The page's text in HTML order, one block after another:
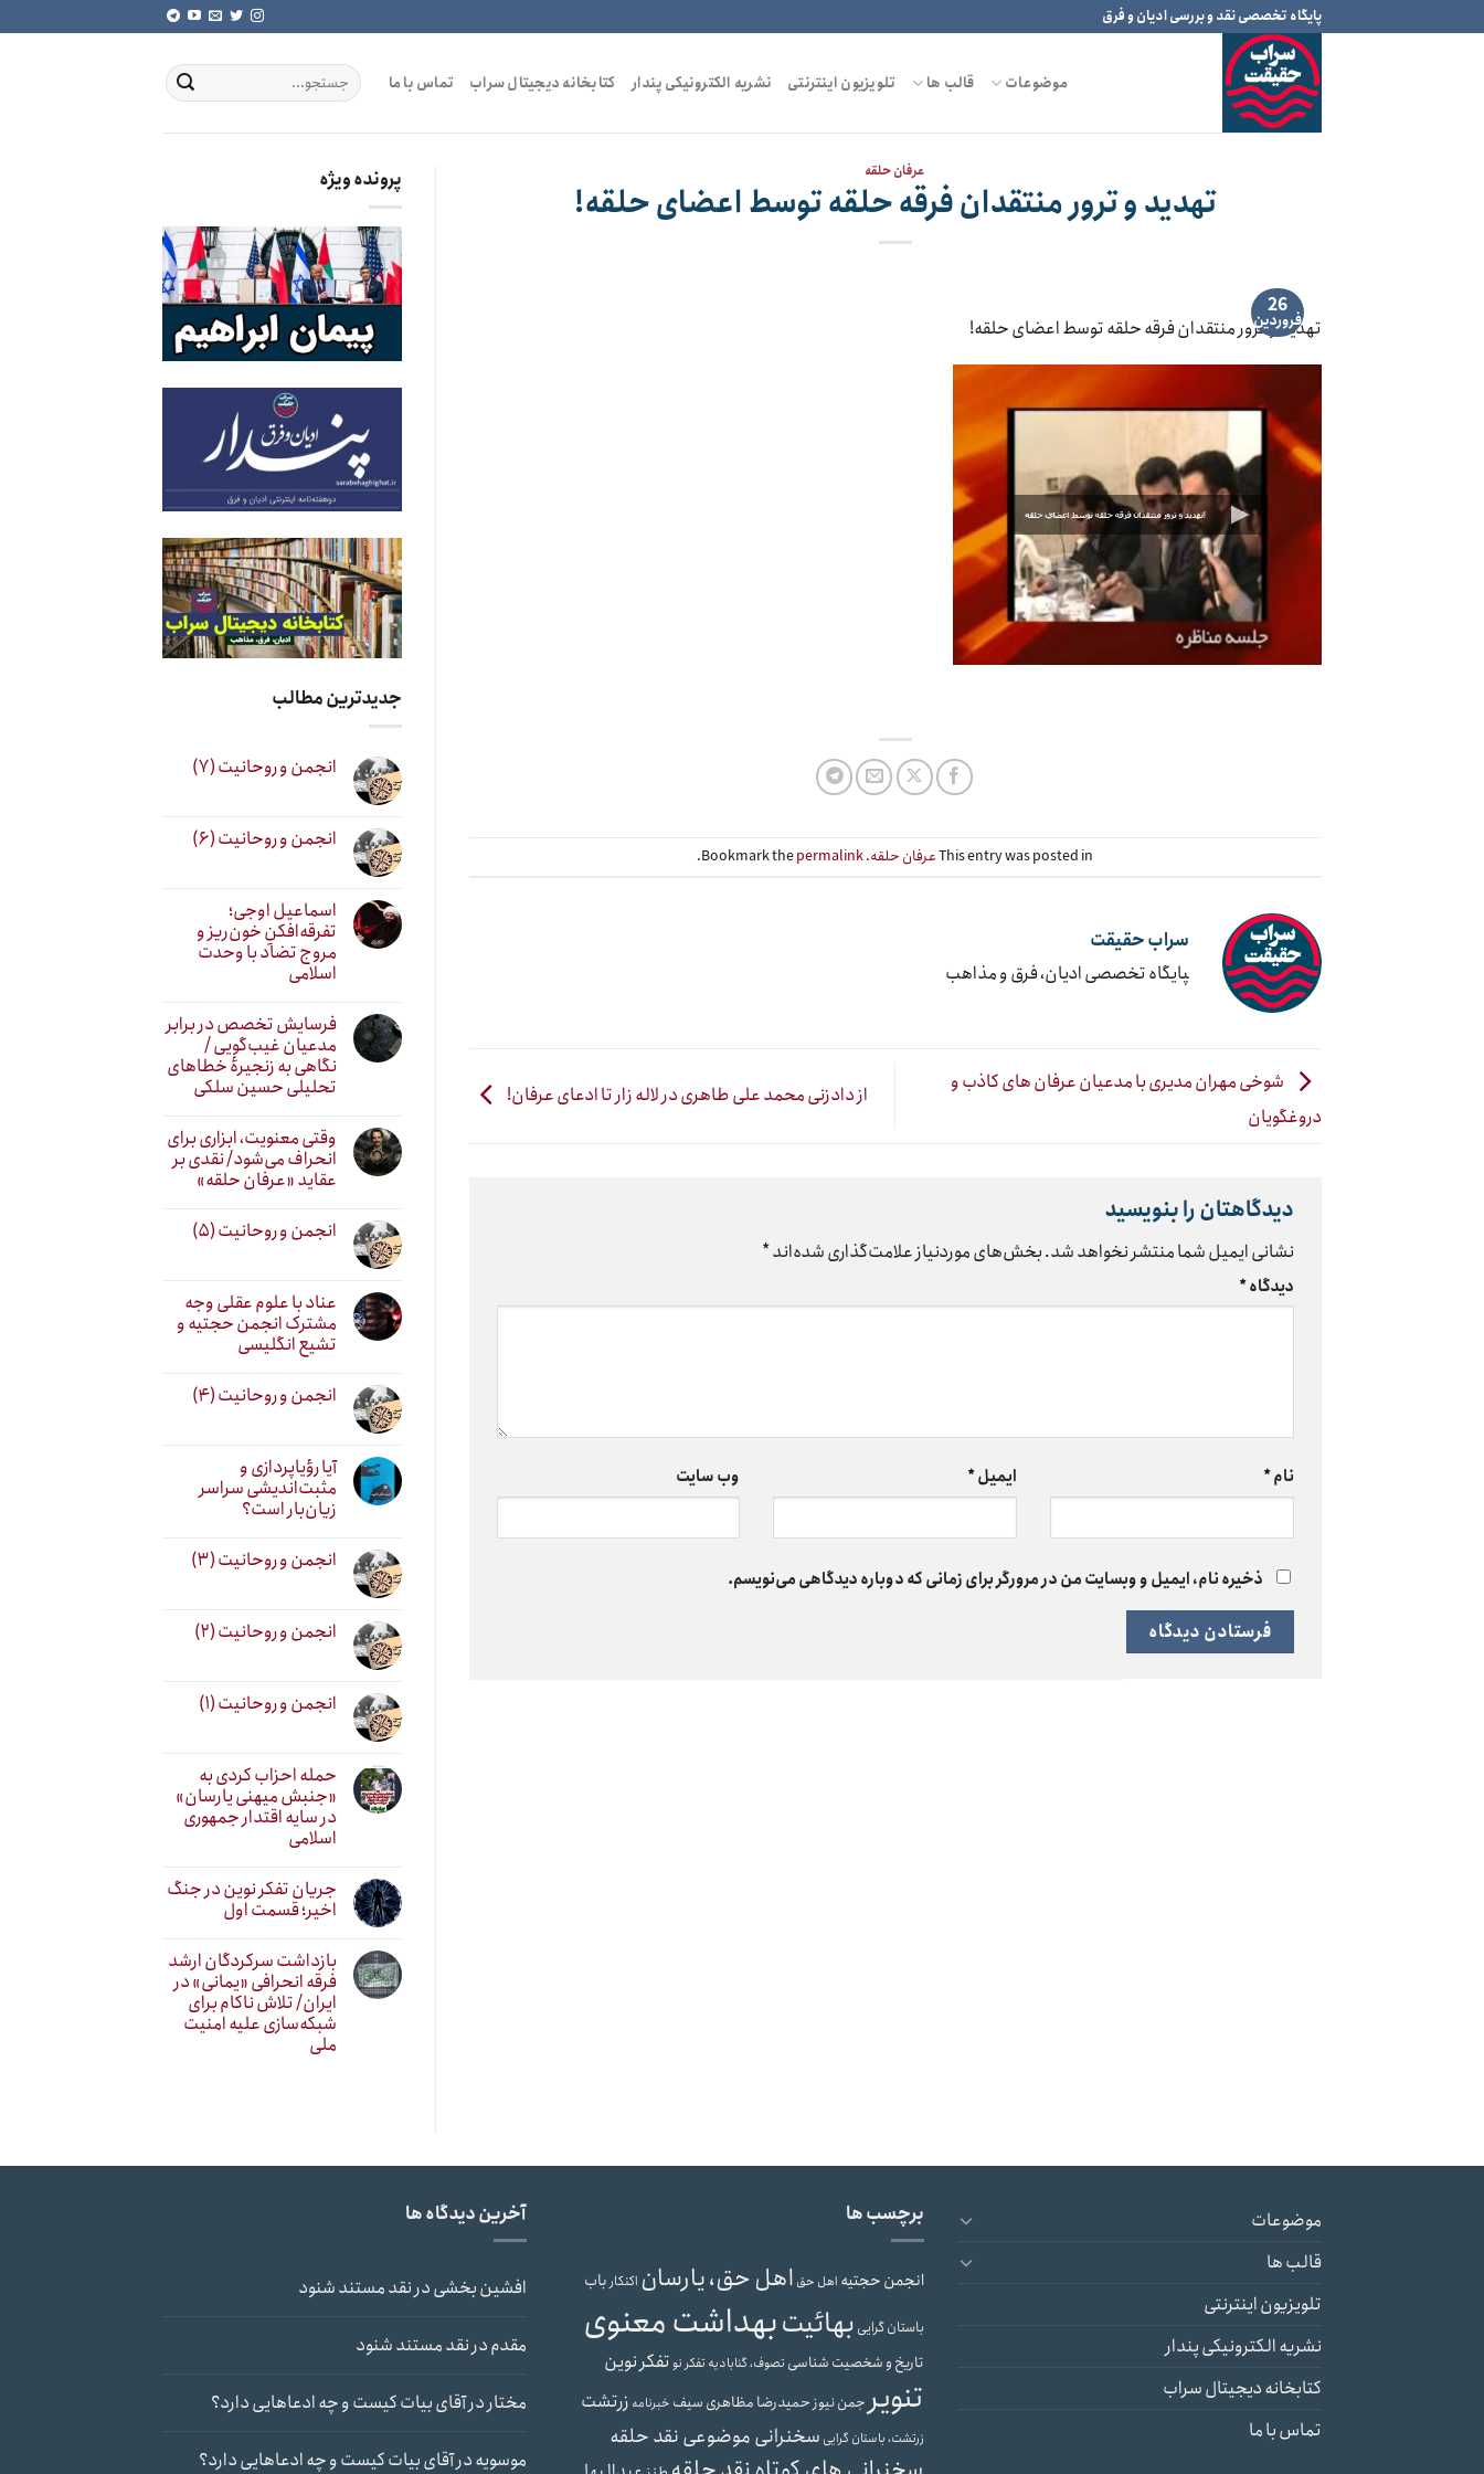
to
پایگاه تخصصی نقد و بررسی ادیان و فرق
موضوعات قالب ها تلویزیون اینترنتی نشریه الکترونیکی پندار کتابخانه دیجیتال سراب تماس با ما
عرفان حلقه
تهدید و ترور منتقدان فرقه حلقه توسط اعضای حلقه!
26
فروردین
تهدید و ترور منتقدان فرقه حلقه توسط اعضای حلقه!
This entry was posted inعرفان حلقه. Bookmark the
permalink
.
سراب حقیقت
‍پایگاه تخصصی ادیان، فرق و مذاهب
شوخی مهران مدیری با مدعیان عرفان های کاذب و
دروغگویان
از دادزنی محمد علی طاهری در لاله زار تا ادعای عرفان!
دیدگاهتان را بنویسید
نشانی ایمیل شما منتشر نخواهد شد.بخش‌های موردنیاز علامت‌گذاری شده‌اند*
دیدگاه*
نام* ایمیل* وب‌ سایت
ذخیره نام، ایمیل و وبسایت من در مرورگر برای زمانی که دوباره دیدگاهی می‌نویسم.
پرونده ویژه
جدیدترین مطالب
انجمن و روحانیت (۷)
انجمن و روحانیت (۶)
اسماعیل اوجی؛
تفرقه‌افکنِ خون‌ریز و
مروج تضاد با وحدت
اسلامی
فرسایش تخصص در برابر
مدعیان غیب‌گویی /
نگاهی به زنجیرهٔ خطاهای
تحلیلی حسین سلکی
وقتی معنویت، ابزاری برای
انحراف می‌شود/ نقدی بر
عقاید «عرفان حلقه»
انجمن و روحانیت (۵)
عناد با علوم عقلی وجه
مشترک انجمن حجتیه و
تشیع انگلیسی
انجمن و روحانیت (۴)
آیا رؤیاپردازی و
مثبت‌اندیشی سراسر
زیان‌بار است؟
انجمن و روحانیت (۳)
انجمن و روحانیت (۲)
انجمن و روحانیت (۱)
حمله احزاب کردی به
«جنبش میهنی یارسان»
در سایه اقتدار جمهوری
اسلامی
جریان تفکر نوین در جنگ
اخیر؛ قسمت اول
بازداشت سرکردگان ارشد
فرقه انحرافی «یمانی» در
ایران/ تلاش ناکام برای
شبکه‌سازی علیه امنیت
ملی
موضوعات
قالب ها
تلویزیون اینترنتی
نشریه الکترونیکی پندار
کتابخانه دیجیتال سراب
تماس با ما
برچسب ها
انجمن حجتیه اهل حق اهل حق، یارسان اکنکارباب
باستان گرایی بهائیتبهداشت معنوی
تاریخ و شخصیت شناسی تصوف، گنابادیه تفکر نوتفکر نوین
تنویر جمن نیوزحمیدرضا مظاهری سیف خبرنامه زرتشت
زرتشت، باستان گرایی سخنرانی موضوعی نقد حلقه
آخرین دیدگاه ها
افشین بخشیدرنقد مستند شنود
مقدمدرنقد مستند شنود
مختاردرآقای بیات کیست و چه ادعاهایی دارد؟
موسویهدرآقای بیات کیست و چه ادعاهایی دارد؟